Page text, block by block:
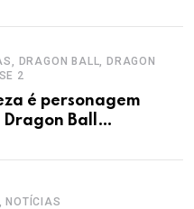
DRAGON BALL, DRAGON
2
é personagem
Ball
NOTÍCIAS